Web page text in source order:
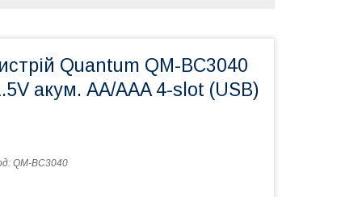
Quantum QM-BC3040
акум. AA/AAA 4-slot (USB)
QM-BC3040